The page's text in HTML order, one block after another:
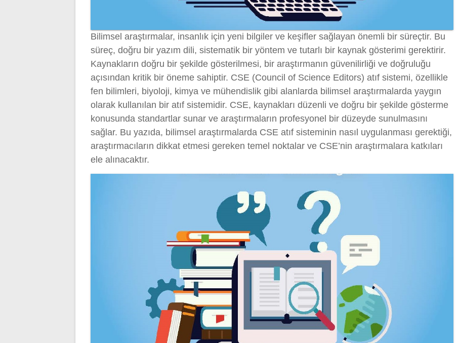
Bilimsel araştırmalar, insanlık için yeni bilgiler ve keşifler sağlayan önemli bir süreçtir. Bu
süreç, doğru bir yazım dili, sistematik bir yöntem ve tutarlı bir kaynak gösterimi gerektirir.
Kaynakların doğru bir şekilde gösterilmesi, bir araştırmanın güvenilirliği ve doğruluğu
açısından kritik bir öneme sahiptir. CSE (Council of Science Editors) atıf sistemi, özellikle
fen bilimleri, biyoloji, kimya ve mühendislik gibi alanlarda bilimsel araştırmalarda yaygın
olarak kullanılan bir atıf sistemidir. CSE, kaynakları düzenli ve doğru bir şekilde gösterme
konusunda standartlar sunar ve araştırmaların profesyonel bir düzeyde sunulmasını
sağlar. Bu yazıda, bilimsel araştırmalarda CSE atıf sisteminin nasıl uygulanması gerektiği,
araştırmacıların dikkat etmesi gereken temel noktalar ve CSE’nin araştırmalara katkıları
ele alınacaktır.